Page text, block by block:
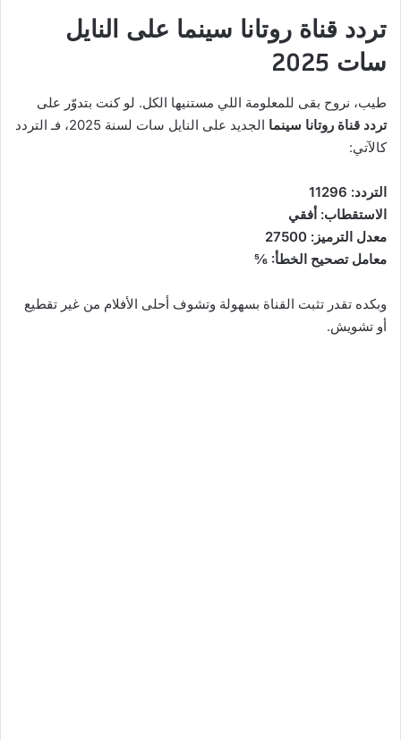
تردد قناة روتانا سينما على النايل
سات 2025
طيب، نروح بقى للمعلومة اللي مستنيها الكل. لو كنت بتدوّر على
تردد قناة روتانا سينما
الجديد على النايل سات لسنة 2025، فـ التردد
كالآتي:
التردد: 11296
الاستقطاب: أفقي
معدل الترميز: 27500
معامل تصحيح الخطأ: ⅚
وبكده تقدر تثبت القناة بسهولة وتشوف أحلى الأفلام من غير تقطيع
أو تشويش.